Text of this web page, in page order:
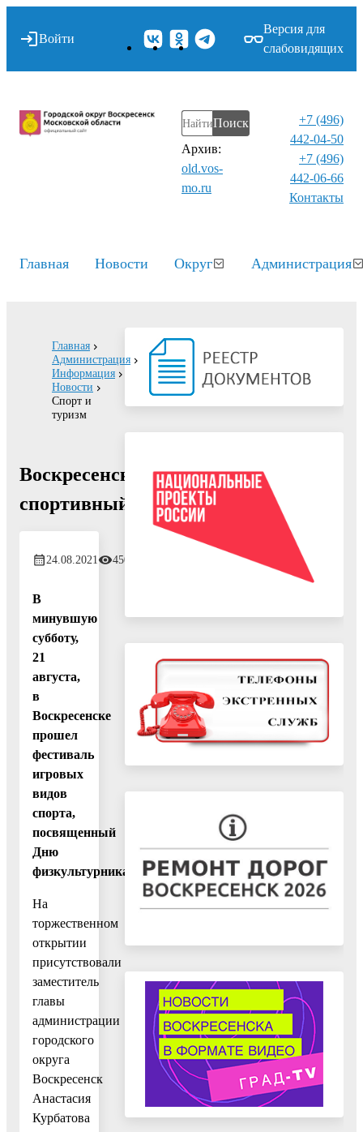
Войти
Версия для
слабовидящих
Поиск
Архив:
old.vos-
mo.ru
+7 (496)
442-04-50
+7 (496)
442-06-66
Контакты⁠
Главная Новости Округ Администрация
Главная
Администрация
Информация
Новости
Спорт и
туризм
Воскресенск
спортивный
24.08.2021 450
В
минувшую
субботу,
21
августа,
в
Воскресенске
прошел
фестиваль
игровых
видов
спорта,
посвященный
Дню
физкультурника.
На
торжественном
открытии
присутствовали
заместитель
главы
администрации
городского
округа
Воскресенск
Анастасия
Курбатова